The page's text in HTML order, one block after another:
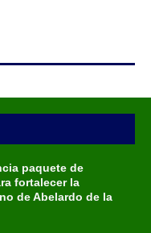
paquete de
fortalecer la
de Abelardo de la